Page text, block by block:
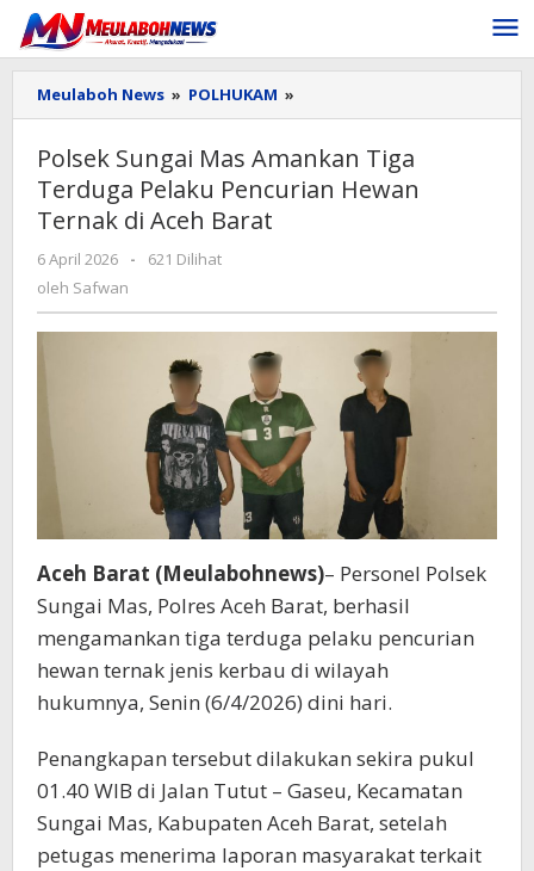
Lewati
konten
Meulaboh News » POLHUKAM »
Sungai
Amankan
Tiga
di
Polsek Sungai Mas Amankan Tiga
Terduga Pelaku Pencurian Hewan
Ternak di Aceh Barat
6 April 2026
oleh
-
621 Dilihat
oleh Safwan
Aceh Barat (Meulabohnews)– Personel Polsek
Sungai Mas, Polres Aceh Barat, berhasil
mengamankan tiga terduga pelaku pencurian
hewan ternak jenis kerbau di wilayah
hukumnya, Senin (6/4/2026) dini hari.
Penangkapan tersebut dilakukan sekira pukul
01.40 WIB di Jalan Tutut – Gaseu, Kecamatan
Sungai Mas, Kabupaten Aceh Barat, setelah
petugas menerima laporan masyarakat terkait